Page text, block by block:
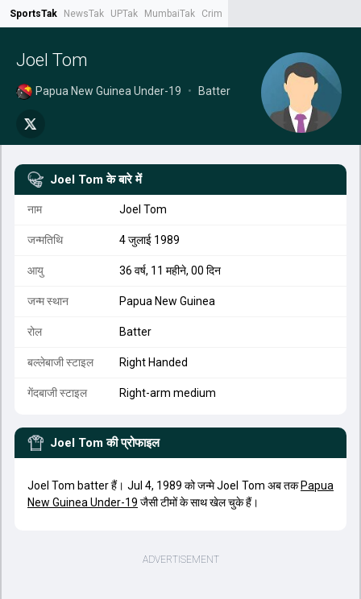
SportsTak NewsTak UPTak MumbaiTak CrimeTak
Joel Tom
Papua New Guinea Under-19 • Batter
Joel Tom के बारे में
नाम Joel Tom
जन्मतिथि 4 जुलाई 1989
आयु 36 वर्ष, 11 महीने, 00 दिन
जन्म स्थान Papua New Guinea
रोल Batter
बल्लेबाजी स्टाइल Right Handed
गेंदबाजी स्टाइल Right-arm medium
Joel Tom की प्रोफाइल
Joel Tom batter हैं। Jul 4, 1989 को जन्मे Joel Tom अब तक Papua
New Guinea Under-19 जैसी टीमों के साथ खेल चुके हैं।